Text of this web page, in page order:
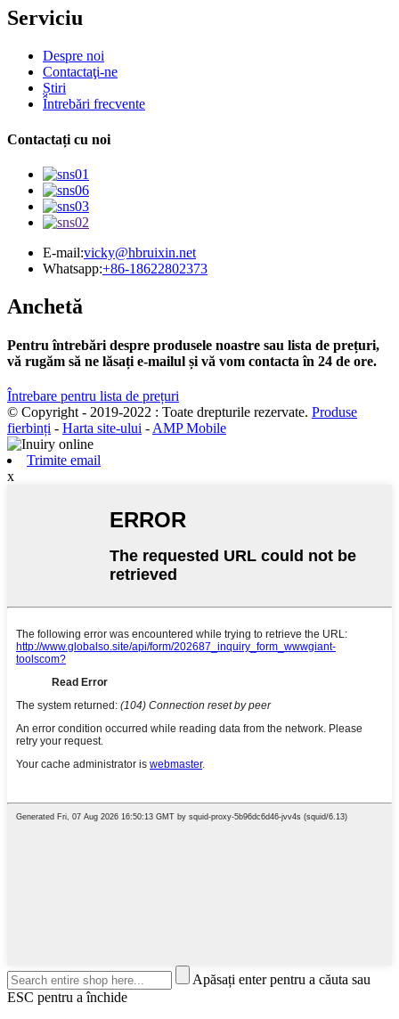
Serviciu
Despre noi
Contactaţi-ne
Știri
Întrebări frecvente
Contactați cu noi
E-mail:vicky@hbruixin.net
Whatsapp:+86-18622802373
Anchetă
Pentru întrebări despre produsele noastre sau lista de prețuri,
vă rugăm să ne lăsați e-mailul și vă vom contacta în 24 de ore.
Întrebare pentru lista de prețuri
© Copyright - 2019-2022 : Toate drepturile rezervate. Produse
fierbinți - Harta site-ului - AMP Mobile
Trimite email
x
Apăsați enter pentru a căuta sau
ESC pentru a închide